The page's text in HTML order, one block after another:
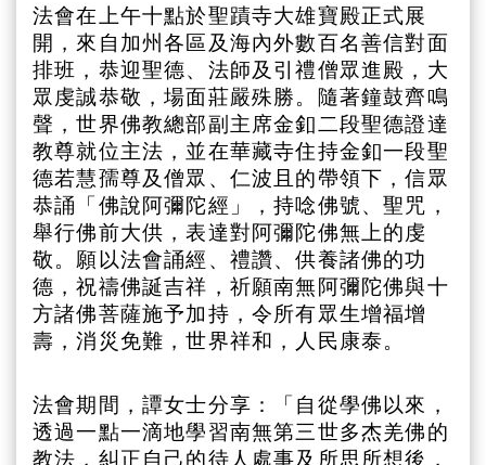
法會在上午十點於聖蹟寺大雄寶殿正式展
開，來自加州各區及海內外數百名善信對面
排班，恭迎聖德、法師及引禮僧眾進殿，大
眾虔誠恭敬，場面莊嚴殊勝。隨著鐘鼓齊鳴
聲，世界佛教總部副主席金釦二段聖德證達
教尊就位主法，並在華藏寺住持金釦一段聖
德若慧孺尊及僧眾、仁波且的帶領下，信眾
恭誦「佛說阿彌陀經」，持唸佛號、聖咒，
舉行佛前大供，表達對阿彌陀佛無上的虔
敬。願以法會誦經、禮讚、供養諸佛的功
德，祝禱佛誕吉祥，祈願南無阿彌陀佛與十
方諸佛菩薩施予加持，令所有眾生增福增
壽，消災免難，世界祥和，人民康泰。
法會期間，譚女士分享：「自從學佛以來，
透過一點一滴地學習南無第三世多杰羌佛的
教法，糾正自己的待人處事及所思所想後，